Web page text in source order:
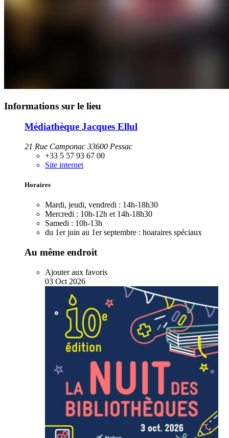
Informations sur le lieu
Médiathèque Jacques Ellul
21 Rue Camponac 33600 Pessac
+33 5 57 93 67 00
Site internet
Horaires
Mardi, jeudi, vendredi : 14h-18h30
Mercredi : 10h-12h et 14h-18h30
Samedi : 10h-13h
du 1er juin au 1er septembre : hoaraires spéciaux
Au même endroit
Ajouter aux favoris
03 Oct 2026